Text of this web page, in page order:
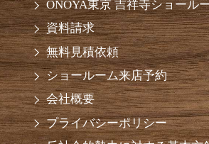
ONOYA東京 吉祥寺ショール
資料請求
無料見積依頼
ショールーム来店予約
会社概要
プライバシーポリシー